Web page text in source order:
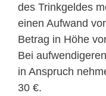
des Trinkgeldes
einen Aufwand
Betrag in Höhe
Bei
in Anspruch
30 €.